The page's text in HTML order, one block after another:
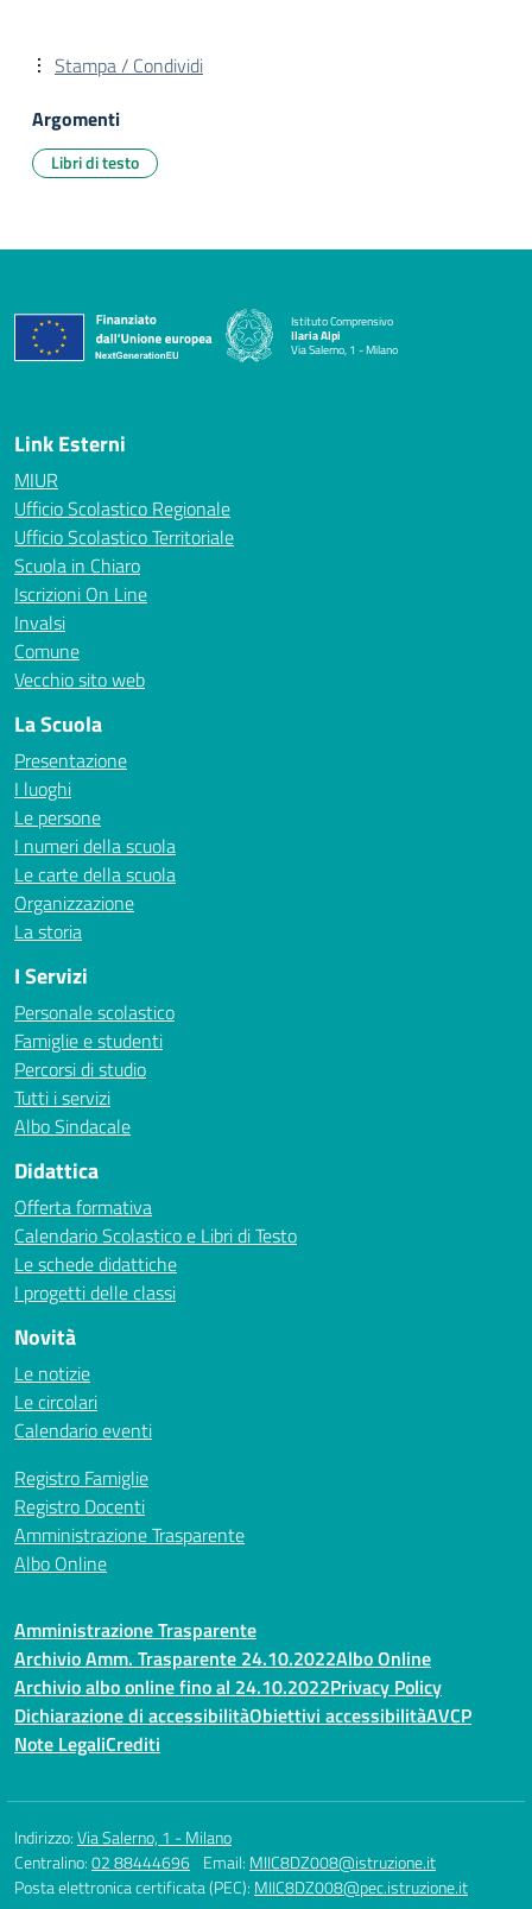
Stampa / Condividi
Argomenti
Libri di testo
Istituto Comprensivo
Ilaria Alpi
Via Salerno, 1 - Milano
— Visita la pagina iniziale della scuola
Link Esterni
MIUR
Ufficio Scolastico Regionale
Ufficio Scolastico Territoriale
Scuola in Chiaro
Iscrizioni On Line
Invalsi
Comune
Vecchio sito web
La Scuola
Presentazione
I luoghi
Le persone
I numeri della scuola
Le carte della scuola
Organizzazione
La storia
I Servizi
Personale scolastico
Famiglie e studenti
Percorsi di studio
Tutti i servizi
Albo Sindacale
Didattica
Offerta formativa
Calendario Scolastico e Libri di Testo
Le schede didattiche
I progetti delle classi
Novità
Le notizie
Le circolari
Calendario eventi
Registro Famiglie
Registro Docenti
Amministrazione Trasparente
Albo Online
Amministrazione Trasparente
Archivio Amm. Trasparente 24.10.2022Albo Online
Archivio albo online fino al 24.10.2022Privacy Policy
Dichiarazione di accessibilitàObiettivi accessibilitàAVCP
Note LegaliCrediti
Indirizzo:Via Salerno, 1 - Milano
Centralino:02 88444696 Email: MIIC8DZ008@istruzione.it
Posta elettronica certificata (PEC): MIIC8DZ008@pec.istruzione.it